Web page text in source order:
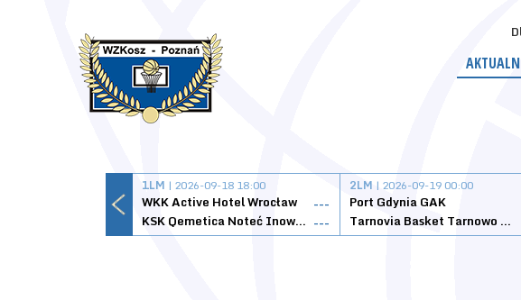
1LM | 2026-09-18 18:00
WKK Active Hotel Wrocław
---
KSK Qemetica Noteć Inowrocław ---
2LM | 2026-09-19 00:00
Port Gdynia GAK
Tarnovia Basket Tarnowo Podgórne